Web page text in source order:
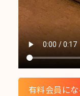
有料会員にな